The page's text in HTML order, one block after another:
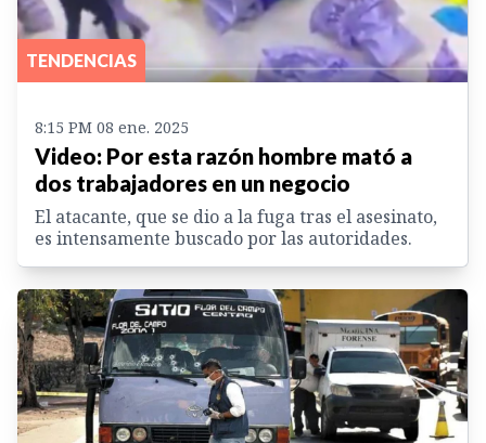
TENDENCIAS
8:15 PM 08 ene. 2025
Video: Por esta razón hombre mató a
dos trabajadores en un negocio
El atacante, que se dio a la fuga tras el asesinato,
es intensamente buscado por las autoridades.